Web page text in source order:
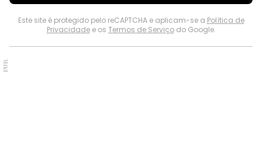
Este site é protegido pelo reCAPTCHA e aplicam-se a Política de
Privacidadee os Termos de Serviçodo Google.
PUB.